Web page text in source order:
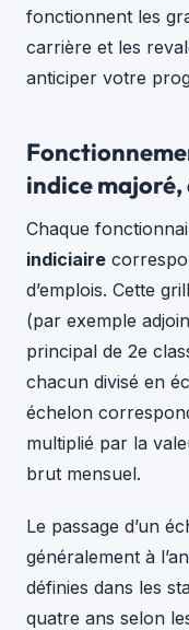
fonctionnent les
carrière et les
anticiper votre
indice
Chaque
indiciaire
d’emplois. Cette
(par exemple
principal de 2e
chacun divisé en
échelon
multiplié par la
brut mensuel.
Le passage d’un
généralement à
définies dans les
quatre ans selon